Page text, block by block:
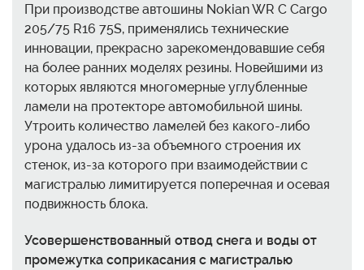
При производстве автошины Nokian WR C Cargo
205/75 R16 75S, применялись технические
инновации, прекрасно зарекомендовавшие себя
на более ранних моделях резины. Новейшими из
которых являются многомерные углубленные
ламели на протекторе автомобильной шины.
Утроить количество ламелей без какого-либо
урона удалось из-за объемного строения их
стенок, из-за которого при взаимодействии с
магистралью лимитируется поперечная и осевая
подвижность блока.
Усовершенствованный отвод снега и воды от
промежутка соприкасания с магистралью